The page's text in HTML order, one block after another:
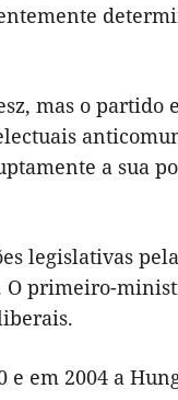
mas o
a sua
legislativas
O primeiro-
e em 2004 a